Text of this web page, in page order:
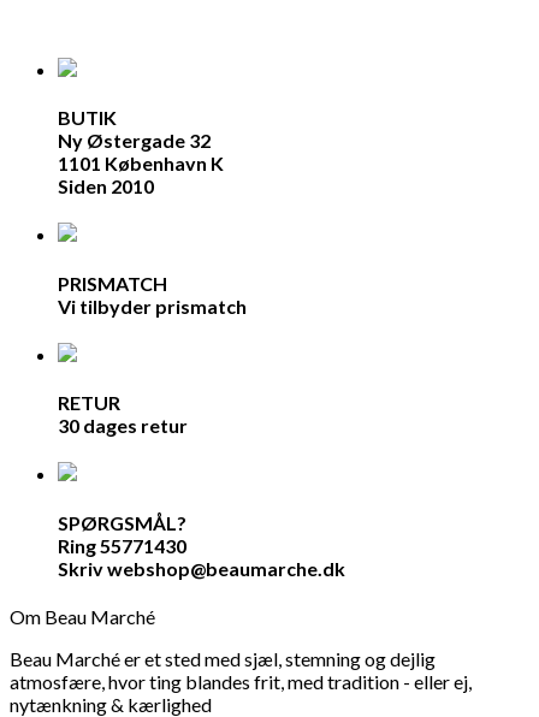
BUTIK
Ny Østergade 32
1101 København K
Siden 2010
PRISMATCH
Vi tilbyder prismatch
RETUR
30 dages retur
SPØRGSMÅL?
Ring 55771430
Skriv webshop@beaumarche.dk
Om Beau Marché
Beau Marché er et sted med sjæl, stemning og dejlig
atmosfære, hvor ting blandes frit, med tradition - eller ej,
nytænkning & kærlighed